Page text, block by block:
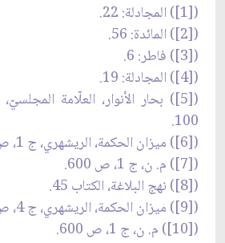
([1]) المجادلة: 22.
([2]) المائدة: 56.
([3]) فاطر: 6.
([4]) المجادلة: 19.
100.
([6]) ميزان الحكمة، الريشهري، ج 1، ص 600.
([7]) م. ن، ج 1، ص 600.
([8]) نهج البلاغة، الكتاب 45.
([9]) ميزان الحكمة، الريشهري، ج 4، ص 3415.
([10]) م. ن، ج 1، ص 600.